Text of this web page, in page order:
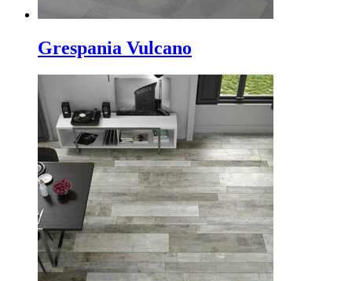
Grespania Vulcano